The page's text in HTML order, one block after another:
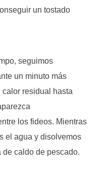
un tostado
seguimos
un minuto más
residual hasta
los fideos. Mientras
el agua y disolvemos
caldo de pescado.